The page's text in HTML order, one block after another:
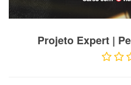
Projeto Expert |